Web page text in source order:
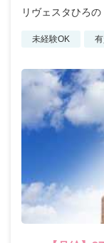
リヴェスタひろの
未経験OK